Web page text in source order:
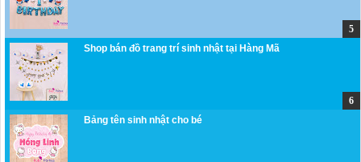
Shop bán đồ trang trí sinh nhật tại Hàng Mã
Bảng tên sinh nhật cho bé